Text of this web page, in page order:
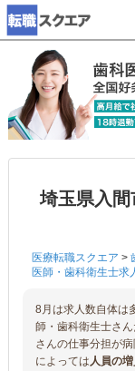
埼玉県入
医療転職スクエア >
医師・歯科衛生士求
8月は求人数自体は
師・歯科衛生士さ
さんの仕事分担が
によっては人員の